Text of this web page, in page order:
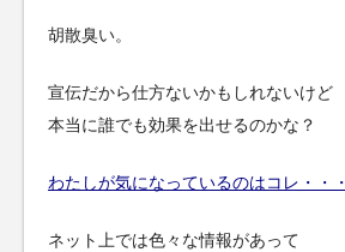
胡散臭い。
宣伝だから仕方ないかもしれないけど
本当に誰でも効果を出せるのかな？
わたしが気になっているのはコレ・・・
ネット上では色々な情報があって